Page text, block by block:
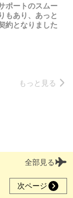
ポートのスムー
もあり、あっと
約となりました
もっと見る
全部見る
次ページ